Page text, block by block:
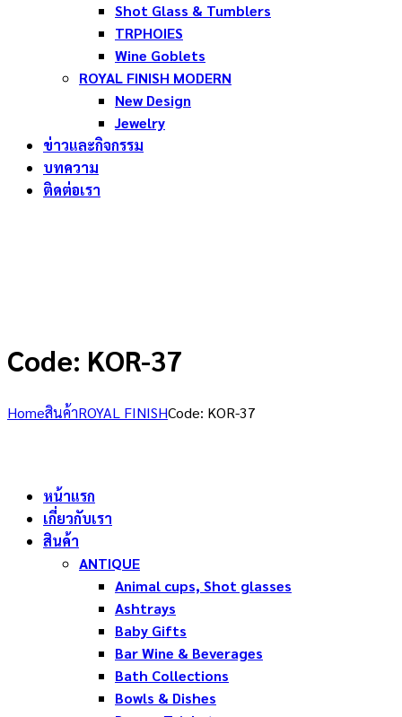
Shot Glass & Tumblers
TRPHOIES
Wine Goblets
ROYAL FINISH MODERN
New Design
Jewelry
ข่าวและกิจกรรม
บทความ
ติดต่อเรา
Code: KOR-37
Homeสินค้าROYAL FINISHCode: KOR-37
หน้าแรก
เกี่ยวกับเรา
สินค้า
ANTIQUE
Animal cups, Shot glasses
Ashtrays
Baby Gifts
Bar Wine & Beverages
Bath Collections
Bowls & Dishes